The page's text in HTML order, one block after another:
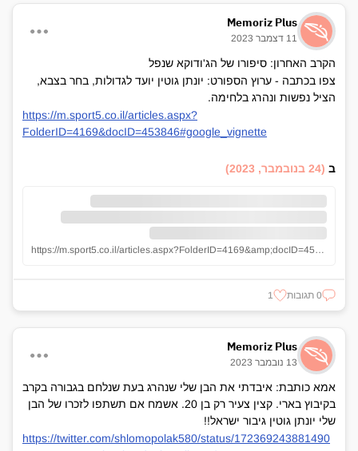
Memoriz Plus
11 דצמבר 2023
הקרב האחרון: סיפורו של הג'ודוקא שנפל
צפו בכתבה - ערוץ הספורט: יונתן גוטין יועד לגדולות, בחר בצבא,
הציל נפשות ונהרג בלחימה.
https://m.sport5.co.il/articles.aspx?
FolderID=4169&docID=453846#google_vignette
ב (24 בנובמבר, 2023)
https://m.sport5.co.il/articles.aspx?FolderID=4169&amp;docID=453846#google_vignette
0 תגובות 1
Memoriz Plus
13 נובמבר 2023
אמא כותבת: איבדתי את הבן שלי שנהרג בעת שנלחם בגבורה בקרב
בקיבוץ בארי. קצין צעיר רק בן 20. אשמח אם תשתפו לזכרו של הבן
שלי יונתן גוטין גיבור ישראל!!
https://twitter.com/shlomopolak580/status/172369243881490